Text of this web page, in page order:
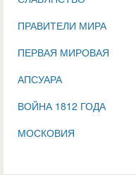
ПРАВИТЕЛИ МИРА
ПЕРВАЯ МИРОВАЯ
АПСУАРА
ВОЙНА 1812 ГОДА
МОСКОВИЯ